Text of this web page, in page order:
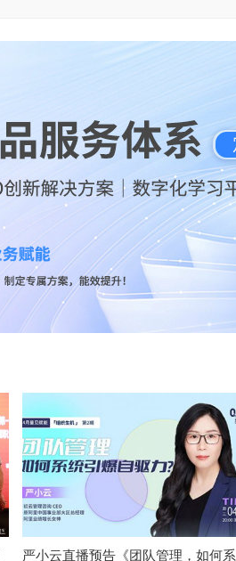
严小云直播预告《团队管理，如何系